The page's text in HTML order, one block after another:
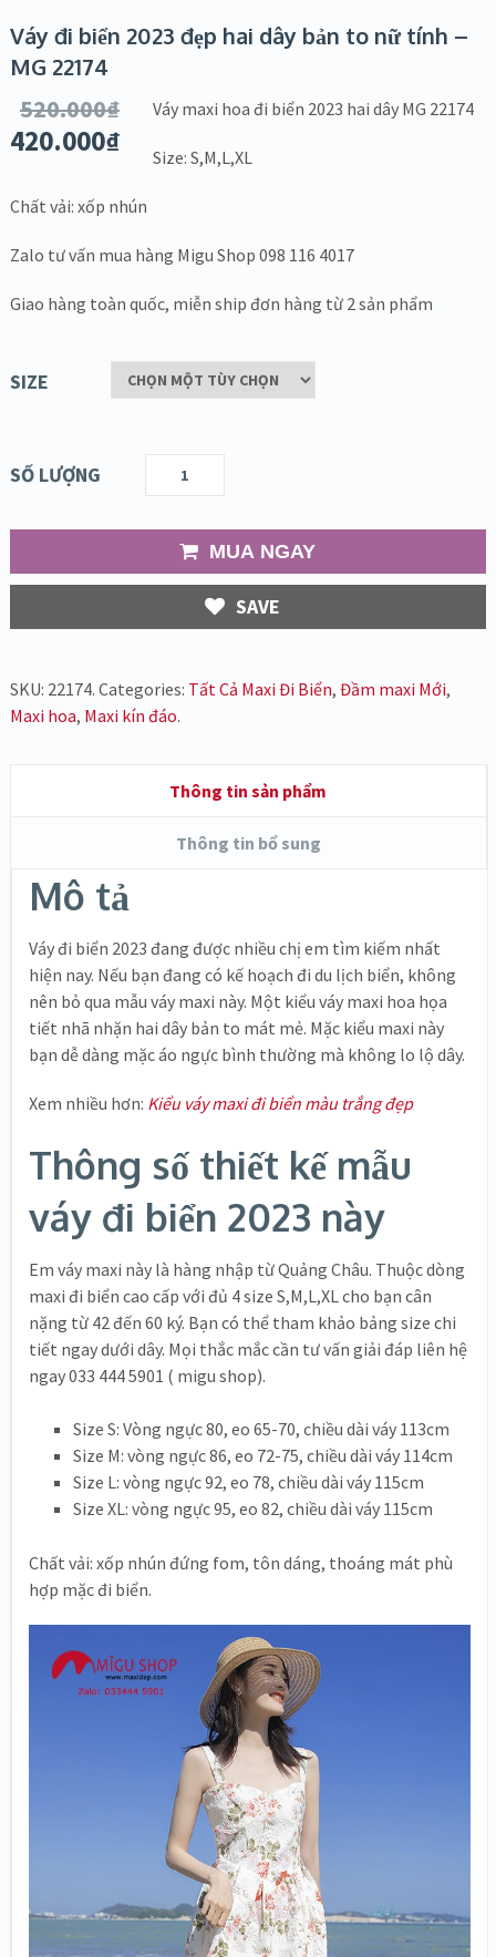
Váy đi biển 2023 đẹp hai dây bản to nữ tính –
MG 22174
520.000₫
420.000₫
Váy maxi hoa đi biển 2023 hai dây MG 22174
Size: S,M,L,XL
Chất vải: xốp nhún
Zalo tư vấn mua hàng Migu Shop 098 116 4017
Giao hàng toàn quốc, miễn ship đơn hàng từ 2 sản phẩm
SIZE
SỐ LƯỢNG
MUA NGAY
SAVE
SKU: 22174. Categories: Tất Cả Maxi Đi Biển, Đầm maxi Mới,
Maxi hoa, Maxi kín đáo.
Thông tin sản phẩm
Thông tin bổ sung
Mô tả
Váy đi biển 2023 đang được nhiều chị em tìm kiếm nhất
hiện nay. Nếu bạn đang có kế hoạch đi du lịch biển, không
nên bỏ qua mẫu váy maxi này. Một kiểu váy maxi hoa họa
tiết nhã nhặn hai dây bản to mát mẻ. Mặc kiểu maxi này
bạn dễ dàng mặc áo ngực bình thường mà không lo lộ dây.
Xem nhiều hơn: Kiểu váy maxi đi biển màu trắng đẹp
Thông số thiết kế mẫu
váy đi biển 2023 này
Em váy maxi này là hàng nhập từ Quảng Châu. Thuộc dòng
maxi đi biển cao cấp với đủ 4 size S,M,L,XL cho bạn cân
nặng từ 42 đến 60 ký. Bạn có thể tham khảo bảng size chi
tiết ngay dưới dây. Mọi thắc mắc cần tư vấn giải đáp liên hệ
ngay 033 444 5901 ( migu shop).
Size S: Vòng ngực 80, eo 65-70, chiều dài váy 113cm
Size M: vòng ngực 86, eo 72-75, chiều dài váy 114cm
Size L: vòng ngực 92, eo 78, chiều dài váy 115cm
Size XL: vòng ngực 95, eo 82, chiều dài váy 115cm
Chất vải: xốp nhún đứng fom, tôn dáng, thoáng mát phù
hợp mặc đi biển.